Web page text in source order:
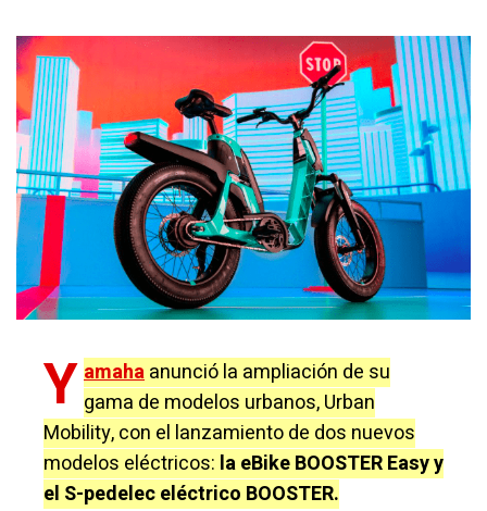
Yamahaanunció la ampliación de su
gama de modelos urbanos, Urban
Mobility, con el lanzamiento de dos nuevos
modelos eléctricos: la eBike BOOSTER Easy y
el S-pedelec eléctrico BOOSTER.